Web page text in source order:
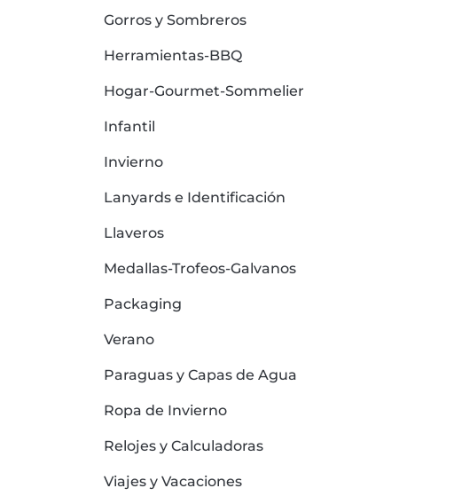
Gorros y Sombreros
Herramientas-BBQ
Hogar-Gourmet-Sommelier
Infantil
Invierno
Lanyards e Identificación
Llaveros
Medallas-Trofeos-Galvanos
Packaging
Verano
Paraguas y Capas de Agua
Ropa de Invierno
Relojes y Calculadoras
Viajes y Vacaciones